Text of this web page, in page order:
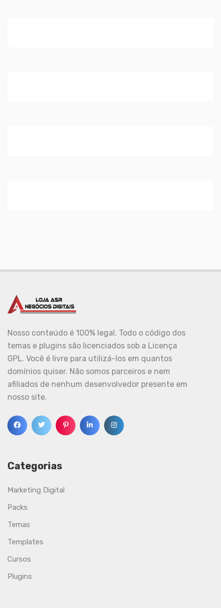
Nosso conteúdo é 100% legal. Todo o código dos
temas e plugins são licenciados sob a Licença
GPL. Você é livre para utilizá-los em quantos
domínios quiser. Não somos parceiros e nem
afiliados de nenhum desenvolvedor presente em
nosso site.
Categorias
Marketing Digital
Packs
Temas
Templates
Cursos
Plugins